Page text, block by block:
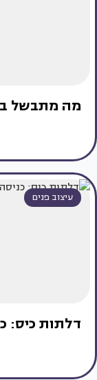
מה מתבשל
עיצוב פנים
דלתות כיס: